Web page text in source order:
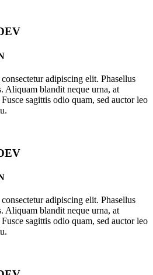
adipiscing elit. Phasellus
Aliquam blandit neque urna, at
sagittis odio quam, sed auctor leo
adipiscing elit. Phasellus
Aliquam blandit neque urna, at
sagittis odio quam, sed auctor leo